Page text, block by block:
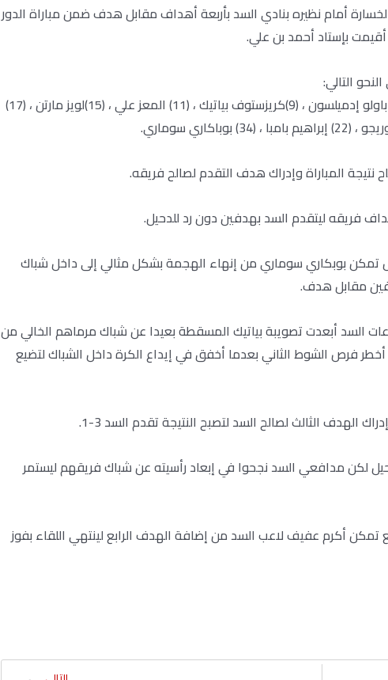
أمام نظيره بنادي السد بأربعة أهداف مقابل هدف ضمن مباراة الدور
بإستاد أحمد بن علي.
التالي:
(1)صلاح زكريا “حارس مرمى”، (3)لوكاس سيلفا ، (8) باولو إدميلسون ، (9)كريزستوف بياتيك ، (11) المعز علي ، (15)لويز مارتن ، (17)
الدحيل تمكن بوبكاري سوماري من إنهاء الهجمة بشكل مثالي إلى داخل شباك
مقابل هدف.
دفاعات السد أبعدت تصويبة بياتيك المسقطة بعيدا عن شباك مرماهم الخالي من
فرص الشوط الثاني بعدما أخفق في إيداع الكرة داخل الشباك لتضيع
للدحيل لكن مدافعي السد نجحوا في إبعاد رأسيته عن شباك فريقهم ليستمر
تمكن أكرم عفيف لاعب السد من إضافة الهدف الرابع لينتهي اللقاء بفوز